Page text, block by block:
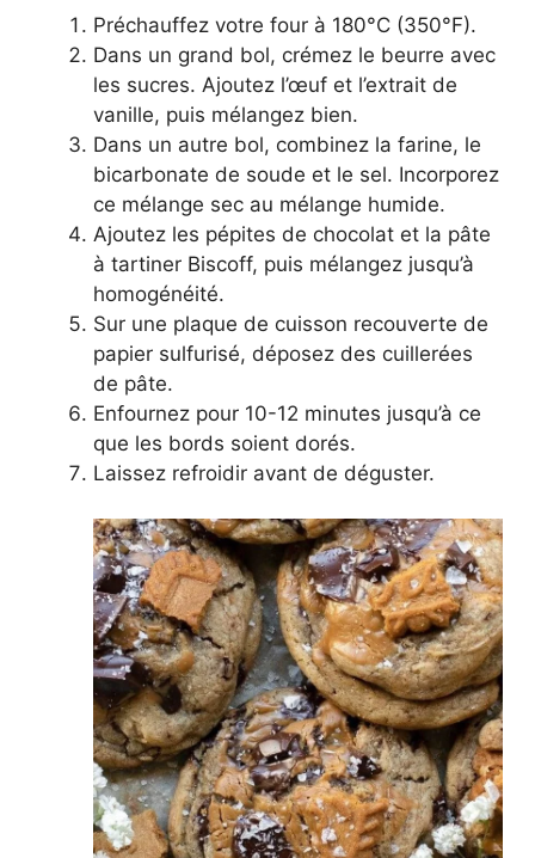
Préchauffez votre four à 180°C (350°F).
Dans un grand bol, crémez le beurre avec
les sucres. Ajoutez l’œuf et l’extrait de
vanille, puis mélangez bien.
Dans un autre bol, combinez la farine, le
bicarbonate de soude et le sel. Incorporez
ce mélange sec au mélange humide.
Ajoutez les pépites de chocolat et la pâte
à tartiner Biscoff, puis mélangez jusqu’à
homogénéité.
Sur une plaque de cuisson recouverte de
papier sulfurisé, déposez des cuillerées
de pâte.
Enfournez pour 10-12 minutes jusqu’à ce
que les bords soient dorés.
Laissez refroidir avant de déguster.